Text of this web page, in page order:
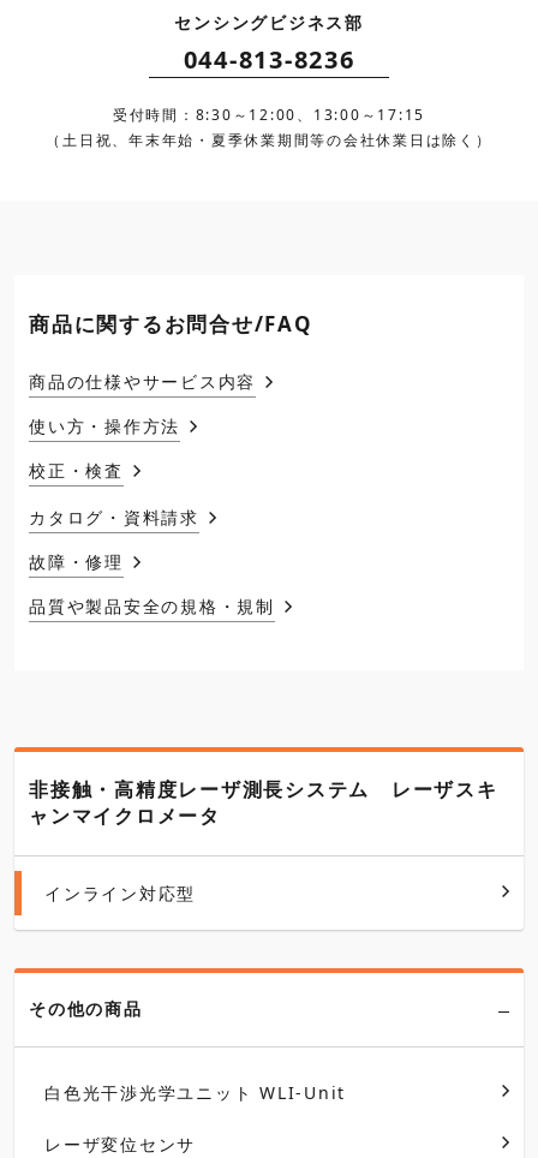
センシングビジネス部
044-813-8236
受付時間：8:30～12:00、13:00～17:15
（土日祝、年末年始・夏季休業期間等の会社休業日は除く）
商品に関するお問合せ/FAQ
商品の仕様やサービス内容
使い方・操作方法
校正・検査
カタログ・資料請求
故障・修理
品質や製品安全の規格・規制
非接触・高精度レーザ測長システム レーザスキ
ャンマイクロメータ
インライン対応型
その他の商品
白色光干渉光学ユニット WLI-Unit
レーザ変位センサ